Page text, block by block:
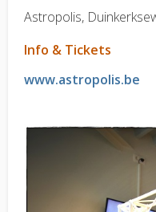
Astropolis,
Info & Tickets
www.astropolis.be